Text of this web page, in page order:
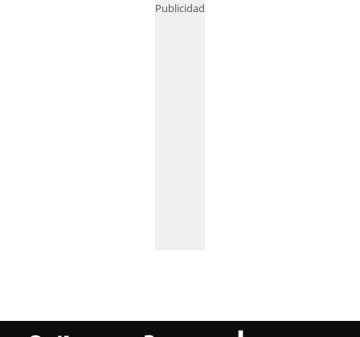
Publicidad